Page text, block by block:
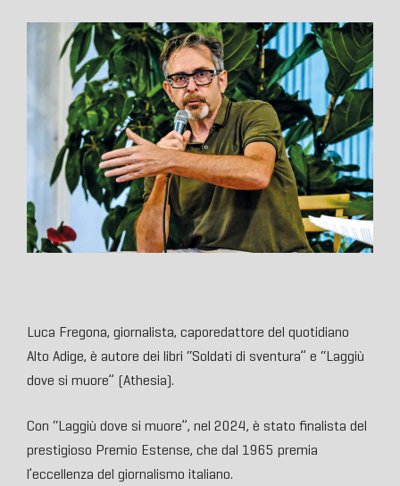
Luca Fregona, giornalista, caporedattore del quotidiano
Alto Adige, è autore dei libri “Soldati di sventura” e “Laggiù
dove si muore” (Athesia).
Con “Laggiù dove si muore”, nel 2024, è stato finalista del
prestigioso Premio Estense, che dal 1965 premia
l’eccellenza del giornalismo italiano.